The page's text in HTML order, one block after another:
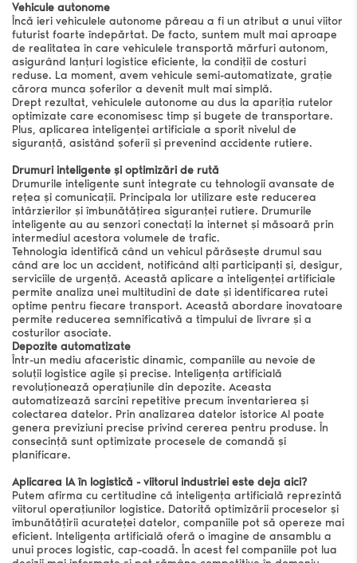
Vehicule autonome
Încă ieri vehiculele autonome păreau a fi un atribut a unui viitor
futurist foarte îndepărtat. De facto, suntem mult mai aproape
de realitatea în care vehiculele transportă mărfuri autonom,
asigurând lanțuri logistice eficiente, la condiții de costuri
reduse. La moment, avem vehicule semi-automatizate, grație
cărora munca șoferilor a devenit mult mai simplă.
Drept rezultat, vehiculele autonome au dus la apariția rutelor
optimizate care economisesc timp și bugete de transportare.
Plus, aplicarea inteligenței artificiale a sporit nivelul de
siguranță, asistând șoferii și prevenind accidente rutiere.
Drumuri inteligente și optimizări de rută
Drumurile inteligente sunt integrate cu tehnologii avansate de
rețea și comunicații. Principala lor utilizare este reducerea
întârzierilor și îmbunătățirea siguranței rutiere. Drumurile
inteligente au au senzori conectați la internet și măsoară prin
intermediul acestora volumele de trafic.
Tehnologia identifică când un vehicul părăsește drumul sau
când are loc un accident, notificând alți participanți și, desigur,
serviciile de urgență. Această aplicare a inteligenței artificiale
permite analiza unei multitudini de date și identificarea rutei
optime pentru fiecare transport. Această abordare inovatoare
permite reducerea semnificativă a timpului de livrare și a
costurilor asociate.
Depozite automatizate
Într-un mediu afaceristic dinamic, companiile au nevoie de
soluții logistice agile și precise. Inteligența artificială
revoluționează operațiunile din depozite. Aceasta
automatizează sarcini repetitive precum inventarierea și
colectarea datelor. Prin analizarea datelor istorice AI poate
genera previziuni precise privind cererea pentru produse. În
consecință sunt optimizate procesele de comandă și
planificare.
Aplicarea IA în logistică - viitorul industriei este deja aici?
Putem afirma cu certitudine că inteligența artificială reprezintă
viitorul operațiunilor logistice. Datorită optimizării proceselor și
îmbunătățirii acurateței datelor, companiile pot să opereze mai
eficient. Inteligența artificială oferă o imagine de ansamblu a
unui proces logistic, cap-coadă. În acest fel companiile pot lua
Solicită ofertă
Adresa de e-mail*
Număr de telefon*
Numele companiei
Sunt de acord cuTermenii și condițiileșiPolitica de
confedențialitate
Transmite